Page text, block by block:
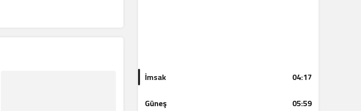
İmsak
04:17
Güneş
05:59